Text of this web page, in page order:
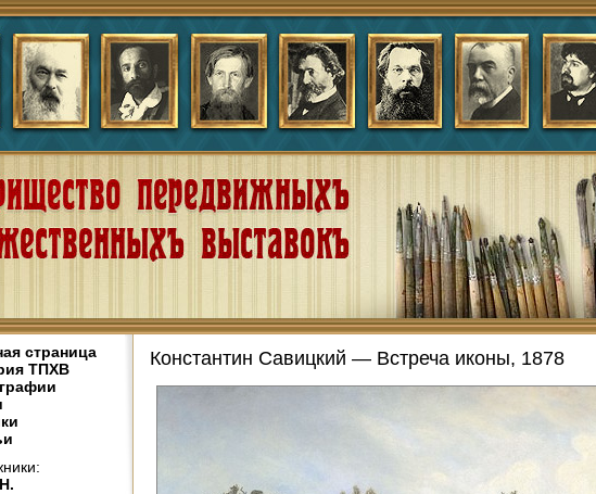
страница
ТПХВ
Константин Савицкий — Встреча иконы, 1878